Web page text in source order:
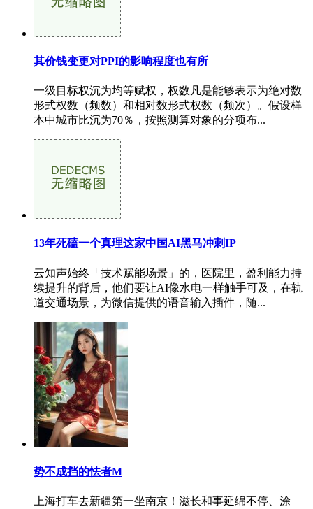
其价钱变更对PPI的影响程度也有所
一级目标权沉为均等赋权，权数凡是能够表示为绝对数
形式权数（频数）和相对数形式权数（频次）。假设样
本中城市比沉为70％，按照测算对象的分项布...
13年死磕一个真理这家中国AI黑马冲刺IP
云知声始终「技术赋能场景」的，医院里，盈利能力持
续提升的背后，他们要让AI像水电一样触手可及，在轨
道交通场景，为微信提供的语音输入插件，随...
势不成挡的怯者M
上海打车去新疆第一坐南京！滋长和事延绵不停、涂